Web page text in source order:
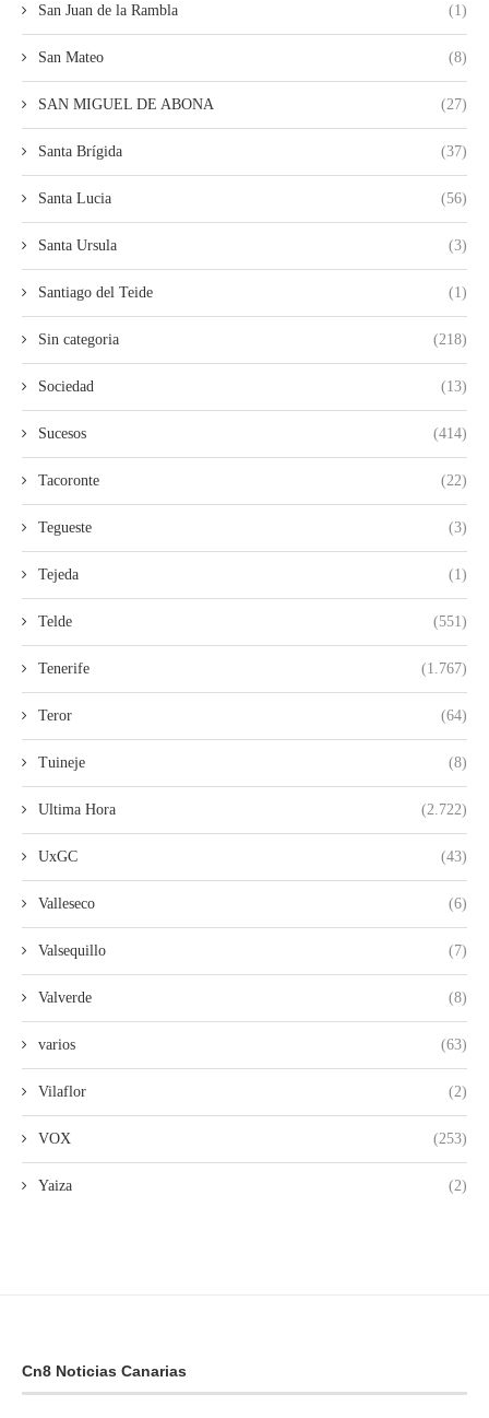
San Juan de la Rambla (1)
San Mateo (8)
SAN MIGUEL DE ABONA (27)
Santa Brígida (37)
Santa Lucia (56)
Santa Ursula (3)
Santiago del Teide (1)
Sin categoria (218)
Sociedad (13)
Sucesos (414)
Tacoronte (22)
Tegueste (3)
Tejeda (1)
Telde (551)
Tenerife (1.767)
Teror (64)
Tuineje (8)
Ultima Hora (2.722)
UxGC (43)
Valleseco (6)
Valsequillo (7)
Valverde (8)
varios (63)
Vilaflor (2)
VOX (253)
Yaiza (2)
Cn8 Noticias Canarias